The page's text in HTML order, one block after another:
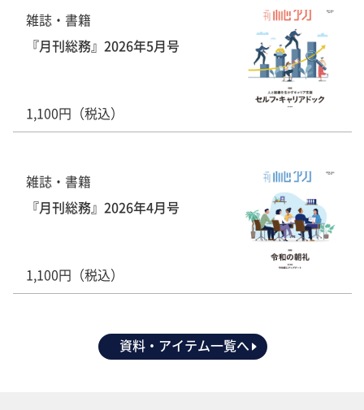
雑誌・書籍
『月刊総務』2026年5月号
1,100円（税込）
雑誌・書籍
『月刊総務』2026年4月号
1,100円（税込）
資料・アイテム一覧へ